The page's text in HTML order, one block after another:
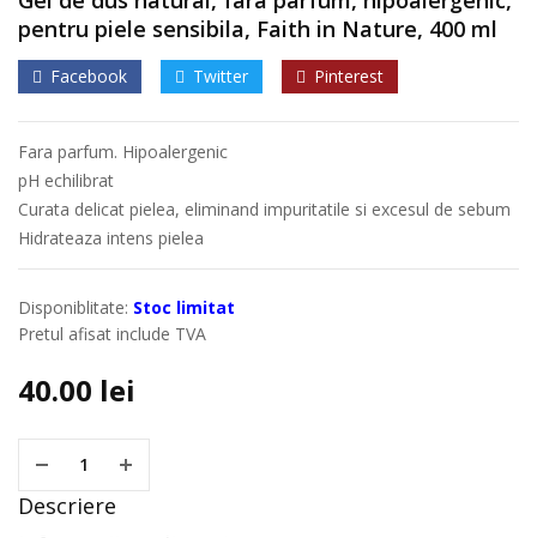
pentru piele sensibila, Faith in Nature, 400 ml
Facebook Twitter Pinterest
Fara parfum. Hipoalergenic
pH echilibrat
Curata delicat pielea, eliminand impuritatile si excesul de sebum
Hidrateaza intens pielea
Disponiblitate: Stoc limitat
Pretul afisat include TVA
40.00 lei
Descriere